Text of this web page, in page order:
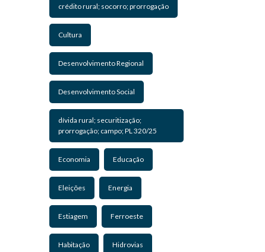
crédito rural; socorro; prorrogação
Cultura
Desenvolvimento Regional
Desenvolvimento Social
dívida rural; securitização;
prorrogação; campo; PL 320/25
Economia Educação
Eleições Energia
Estiagem Ferroeste
Habitação Hidrovias